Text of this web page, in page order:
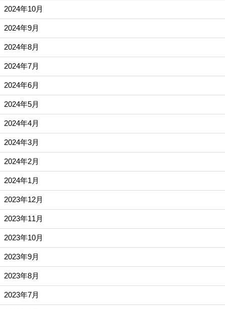
2024年10月
2024年9月
2024年8月
2024年7月
2024年6月
2024年5月
2024年4月
2024年3月
2024年2月
2024年1月
2023年12月
2023年11月
2023年10月
2023年9月
2023年8月
2023年7月